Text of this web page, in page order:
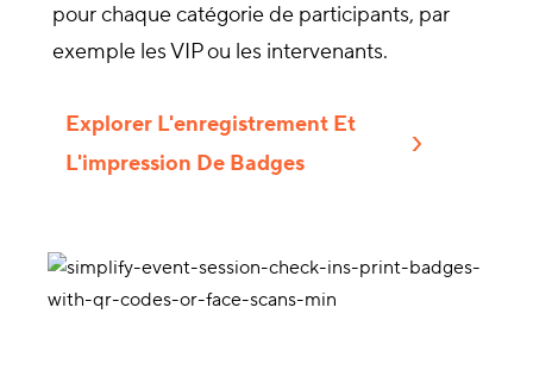
pour chaque catégorie de participants, par
exemple les VIP ou les intervenants.
Explorer L'enregistrement Et
L'impression De Badges